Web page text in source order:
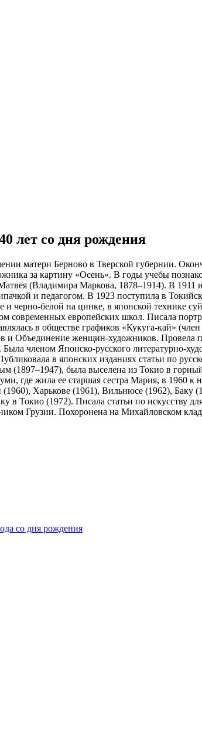
лет со дня рождения
матери Берново в Тверской губернии.
за картину «Осень». В годы учебы
(Владимира Маркова, 1878–1914). В
и педагогом. В 1923 поступила в
черно-белой на цинке, в японской технике
современных европейских школ. Писала
в обществе графиков «Кукуга-кай»
Объединение женщин-художников. Провела
членом Японско-русского литературно-
в японских изданиях статьи по
была выселена из Токио в
где жила ее старшая сестра Мария, в 1960 к
Харькове (1961), Вильнюсе (1962), Баку
Токио (1972). Писала статьи по искусству
Грузии. Похоронена на Михайловском
со дня рождения